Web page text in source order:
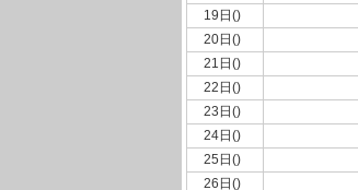
19日()
20日()
21日()
22日()
23日()
24日()
25日()
26日()